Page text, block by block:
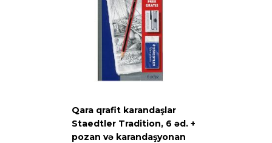
Qara qrafit karandaşlar
Staedtler Tradition, 6 əd. +
pozan və karandaşyonan